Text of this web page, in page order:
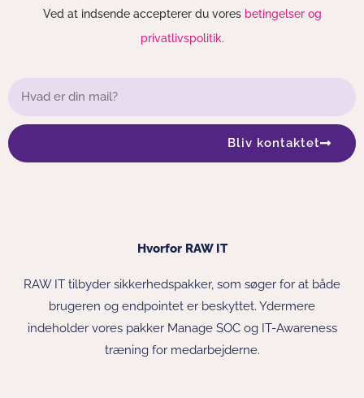
Ved at indsende accepterer du vores betingelser og
privatlivspolitik.
Bliv kontaktet
Hvorfor RAW IT
RAW IT tilbyder sikkerhedspakker, som søger for at både
brugeren og endpointet er beskyttet. Ydermere
indeholder vores pakker Manage SOC og IT-Awareness
træning for medarbejderne.